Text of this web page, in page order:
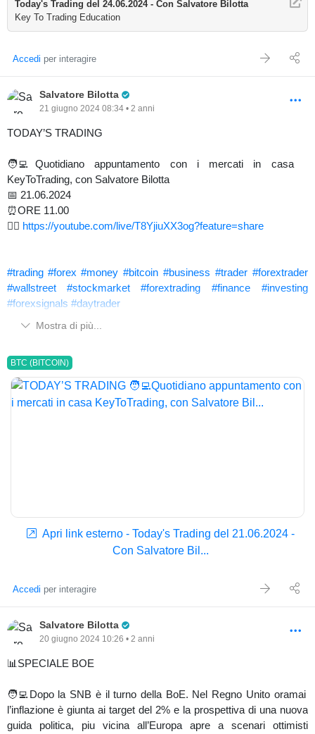
Today's Trading del 24.06.2024 - Con Salvatore Bilotta
Key To Trading Education
Accedi per interagire
Salvatore Bilotta
21 giugno 2024 08:34 • 2 anni
TODAY’S TRADING
🧑‍💻Quotidiano appuntamento con i mercati in casa
KeyToTrading, con Salvatore Bilotta
📅 21.06.2024
⏰ORE 11.00
👉🏻 https://youtube.com/live/T8YjiuXX3og?feature=share
#trading #forex #money #bitcoin #business #trader #forextrader
#wallstreet
#stockmarket #forextrading #finance
#investing
#forexsignals #daytrader
Mostra di più...
BTC (BITCOIN)
Apri link esterno - Today's Trading del 21.06.2024 -
Con Salvatore Bil...
Accedi per interagire
Salvatore Bilotta
20 giugno 2024 10:26 • 2 anni
📊SPECIALE BOE
🧑‍💻Dopo la SNB è il turno della BoE. Nel Regno Unito oramai
l’inflazione è giunta ai target del 2% e la prospettiva di una nuova
guida politica, piu vicina all’Europa apre a scenari ottimisti